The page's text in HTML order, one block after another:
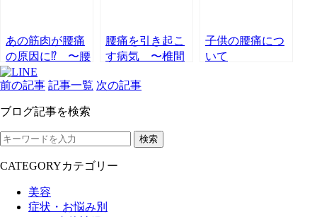
あの筋肉が腰痛
の原因に⁉︎ 〜腰
痛と〇〇筋の関
係〜
腰痛を引き起こ
す病気 〜椎間
子供の腰痛につ
いて
前の記事 記事一覧 次の記事
ブログ記事を検索
検索
CATEGORYカテゴリー
美容
症状・お悩み別